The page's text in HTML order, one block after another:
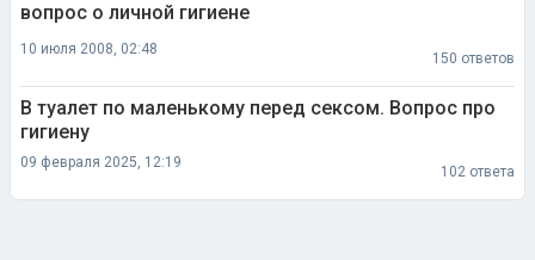
вопрос о личной гигиене
10 июля 2008, 02:48
150 ответов
В туалет по маленькому перед сексом. Вопрос про
гигиену
09 февраля 2025, 12:19
102 ответа